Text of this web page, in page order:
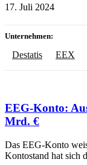
17. Juli 2024
Unternehmen:
Destatis EEX
EEG-Konto:
Mrd. €
Das EEG-Konto
Kontostand hat sich